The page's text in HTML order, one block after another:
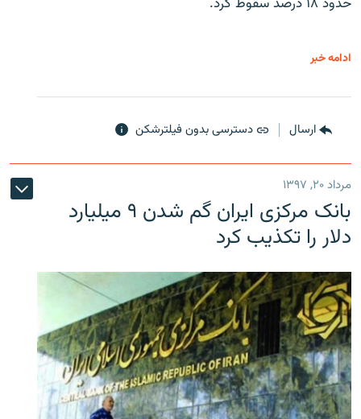
ادامه خبر
ارسال دسترسی بدون فیلترشکن
مرداد ۲۰, ۱۳۹۷
بانک مرکزی ایران گم شدن ۹ میلیارد
دلار را تکذیب کرد